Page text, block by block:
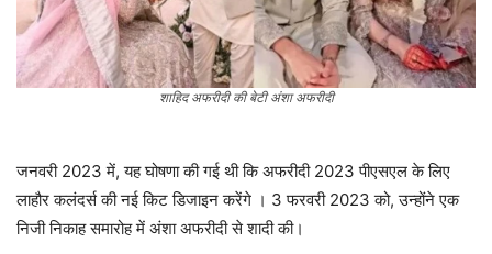
शाहिद अफरीदी की बेटी अंशा अफरीदी
जनवरी 2023 में, यह घोषणा की गई थी कि अफरीदी 2023 पीएसएल के लिए
लाहौर कलंदर्स की नई किट डिजाइन करेंगे । 3 फरवरी 2023 को, उन्होंने एक
निजी निकाह समारोह में अंशा अफरीदी से शादी की।